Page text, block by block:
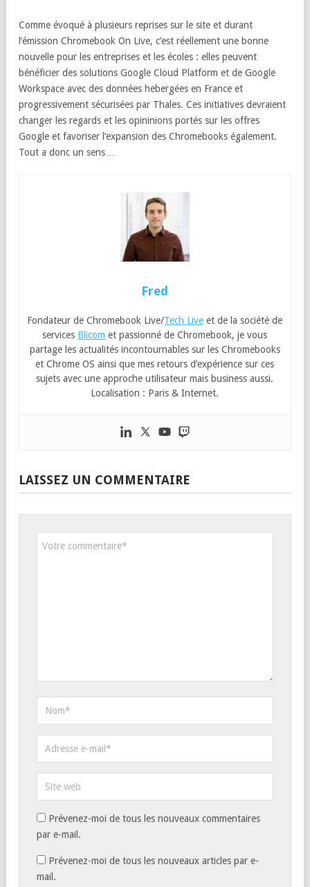
Comme évoqué à plusieurs reprises sur le site et durant
l’émission Chromebook On Live, c’est réellement une bonne
nouvelle pour les entreprises et les écoles : elles peuvent
bénéficier des solutions Google Cloud Platform et de Google
Workspace avec des données hebergées en France et
progressivement sécurisées par Thales. Ces initiatives devraient
changer les regards et les opininions portés sur les offres
Google et favoriser l’expansion des Chromebooks également.
Tout a donc un sens…
Fred
Fondateur de Chromebook Live/Tech Live et de la société de
services Blicom et passionné de Chromebook, je vous
partage les actualités incontournables sur les Chromebooks
et Chrome OS ainsi que mes retours d’expérience sur ces
sujets avec une approche utilisateur mais business aussi.
Localisation : Paris & Internet.
LAISSEZ UN COMMENTAIRE
Prévenez-moi de tous les nouveaux commentaires
par e-mail.
Prévenez-moi de tous les nouveaux articles par e-
mail.